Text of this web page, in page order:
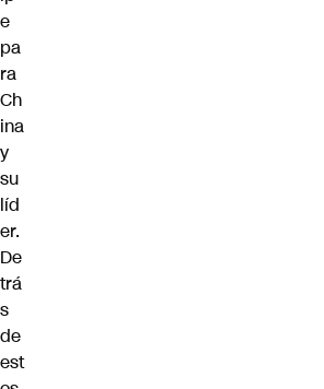
e
pa
ra
Ch
ina
y
su
líd
er.
De
trá
s
de
est